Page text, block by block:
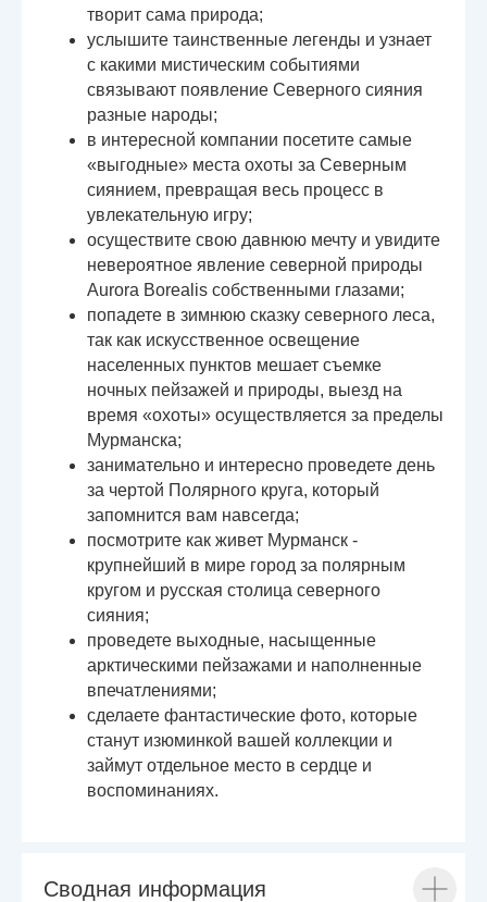
творит сама природа;
услышите таинственные легенды и узнает
с какими мистическим событиями
связывают появление Северного сияния
разные народы;
в интересной компании посетите самые
«выгодные» места охоты за Северным
сиянием, превращая весь процесс в
увлекательную игру;
осуществите свою давнюю мечту и увидите
невероятное явление северной природы
Aurora Borealis собственными глазами;
попадете в зимнюю сказку северного леса,
так как искусственное освещение
населенных пунктов мешает съемке
ночных пейзажей и природы, выезд на
время «охоты» осуществляется за пределы
Мурманска;
занимательно и интересно проведете день
за чертой Полярного круга, который
запомнится вам навсегда;
посмотрите как живет Мурманск -
крупнейший в мире город за полярным
кругом и русская столица северного
сияния;
проведете выходные, насыщенные
арктическими пейзажами и наполненные
впечатлениями;
сделаете фантастические фото, которые
станут изюминкой вашей коллекции и
займут отдельное место в сердце и
воспоминаниях.
Сводная информация